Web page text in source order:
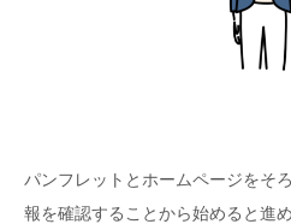
パンフレットとホームページをそ
報を確認することから始めると進